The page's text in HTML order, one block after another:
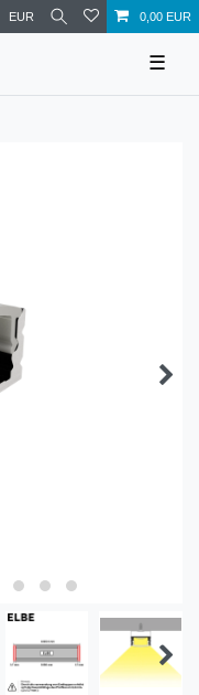
EUR 0,00 EUR
☰